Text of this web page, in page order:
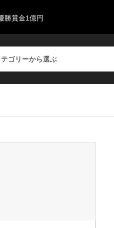
勝賞金1億円
テゴリーから選ぶ